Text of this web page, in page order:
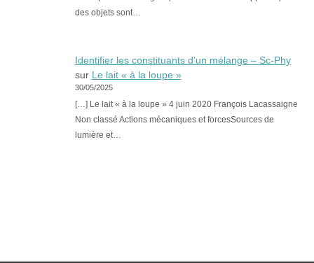
des objets sont…
Identifier les constituants d’un mélange – Sc-Phy
sur Le lait « à la loupe »
30/05/2025
[…] Le lait « à la loupe » 4 juin 2020 François Lacassaigne
Non classé Actions mécaniques et forcesSources de
lumière et…